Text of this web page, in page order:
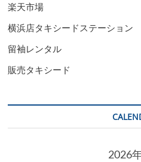
楽天市場
横浜店タキシードステーション
留袖レンタル
販売タキシード
2026